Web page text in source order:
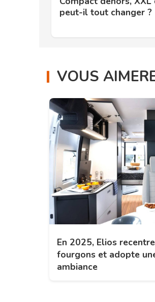
peut-il tout changer ?
VOUS
En 2025, Elios
fourgons et adopte
ambiance